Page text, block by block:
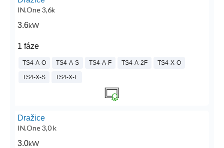
IN.One 3,6k
3.6kW
1 fáze
TS4-A-O TS4-A-S TS4-A-F TS4-A-2F TS4-X-O
TS4-X-S TS4-X-F
Dražice
IN.One 3,0 k
3.0kW